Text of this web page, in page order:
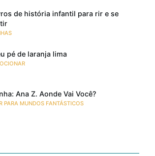
de história infantil para rir e se
pé de laranja lima
Ana Z. Aonde Vai Você?
PARA MUNDOS FANTÁSTICOS